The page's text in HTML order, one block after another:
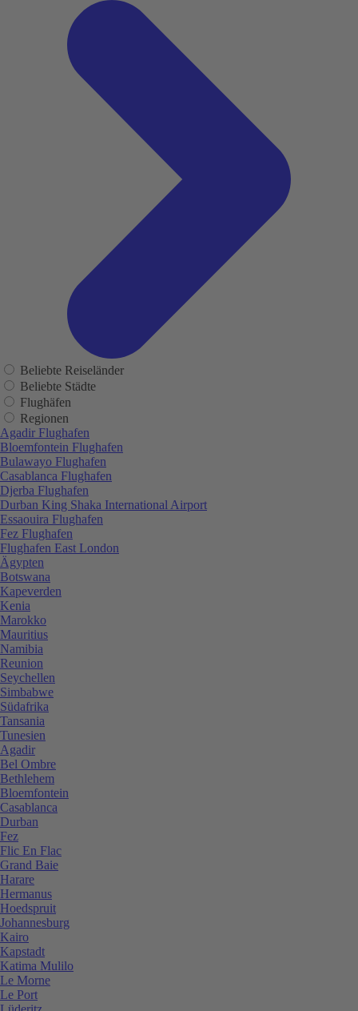
Beliebte Reiseländer
Beliebte Städte
Flughäfen
Regionen
Agadir Flughafen
Bloemfontein Flughafen
Bulawayo Flughafen
Casablanca Flughafen
Djerba Flughafen
Durban King Shaka International Airport
Essaouira Flughafen
Fez Flughafen
Flughafen East London
Ägypten
Botswana
Kapeverden
Kenia
Marokko
Mauritius
Namibia
Reunion
Seychellen
Simbabwe
Südafrika
Tansania
Tunesien
Agadir
Bel Ombre
Bethlehem
Bloemfontein
Casablanca
Durban
Fez
Flic En Flac
Grand Baie
Harare
Hermanus
Hoedspruit
Johannesburg
Kairo
Kapstadt
Katima Mulilo
Le Morne
Le Port